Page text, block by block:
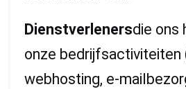
Dienstverlenersdie ons
onze bedrijfsactiviteiten
webhosting, e-